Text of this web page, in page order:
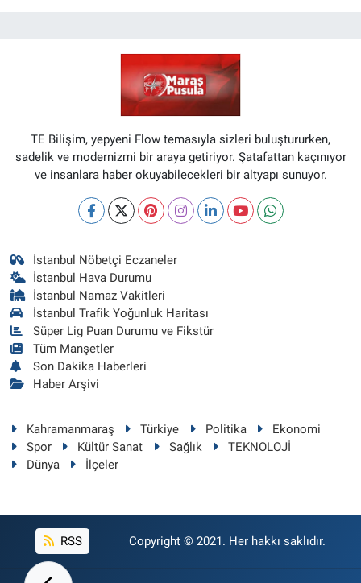
TE Bilişim, yepyeni Flow temasıyla sizleri buluştururken,
sadelik ve modernizmi bir araya getiriyor. Şatafattan kaçınıyor
ve insanlara haber okuyabilecekleri bir altyapı sunuyor.
İstanbul Nöbetçi Eczaneler
İstanbul Hava Durumu
İstanbul Namaz Vakitleri
İstanbul Trafik Yoğunluk Haritası
Süper Lig Puan Durumu ve Fikstür
Tüm Manşetler
Son Dakika Haberleri
Haber Arşivi
Kahramanmaraş Türkiye Politika
Ekonomi
Spor
Kültür Sanat Sağlık
TEKNOLOJİ
Dünya
İlçeler
RSS Copyright © 2021. Her hakkı saklıdır.